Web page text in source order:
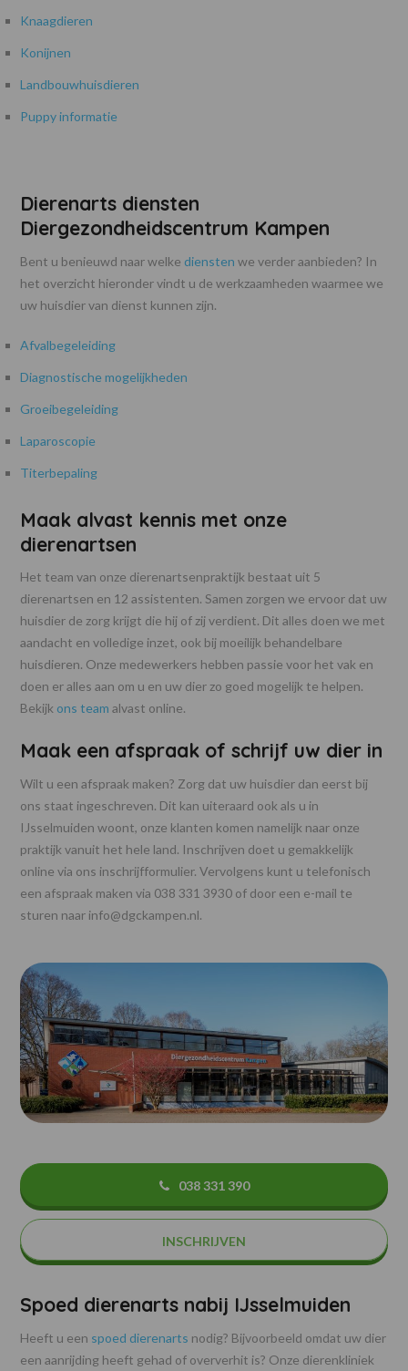
Knaagdieren
Konijnen
Landbouwhuisdieren
Puppy informatie
Dierenarts diensten
Diergezondheidscentrum Kampen
Bent u benieuwd naar welke diensten we verder aanbieden? In
het overzicht hieronder vindt u de werkzaamheden waarmee we
uw huisdier van dienst kunnen zijn.
Afvalbegeleiding
Diagnostische mogelijkheden
Groeibegeleiding
Laparoscopie
Titerbepaling
Maak alvast kennis met onze
dierenartsen
Het team van onze dierenartsenpraktijk bestaat uit 5
dierenartsen en 12 assistenten. Samen zorgen we ervoor dat uw
huisdier de zorg krijgt die hij of zij verdient. Dit alles doen we met
aandacht en volledige inzet, ook bij moeilijk behandelbare
huisdieren. Onze medewerkers hebben passie voor het vak en
doen er alles aan om u en uw dier zo goed mogelijk te helpen.
Bekijk ons team alvast online.
Maak een afspraak of schrijf uw dier in
Wilt u een afspraak maken? Zorg dat uw huisdier dan eerst bij
ons staat ingeschreven. Dit kan uiteraard ook als u in
IJsselmuiden woont, onze klanten komen namelijk naar onze
praktijk vanuit het hele land. Inschrijven doet u gemakkelijk
online via ons inschrijfformulier. Vervolgens kunt u telefonisch
een afspraak maken via 038 331 3930 of door een e-mail te
sturen naar info@dgckampen.nl.
038 331 390
INSCHRIJVEN
Spoed dierenarts nabij IJsselmuiden
Heeft u een spoed dierenarts nodig? Bijvoorbeeld omdat uw dier
een aanrijding heeft gehad of oververhit is? Onze dierenkliniek